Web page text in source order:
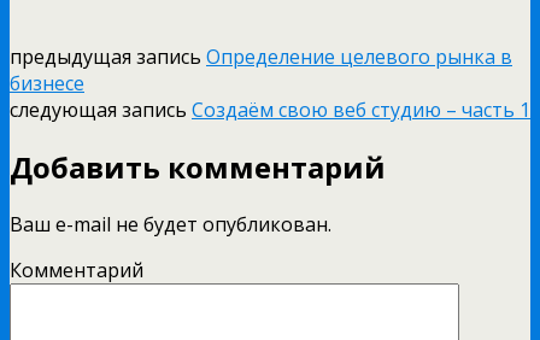
предыдущая запись Определение целевого рынка в
бизнесе
следующая запись Создаём свою веб студию – часть 1
Добавить комментарий
Ваш e-mail не будет опубликован.
Комментарий